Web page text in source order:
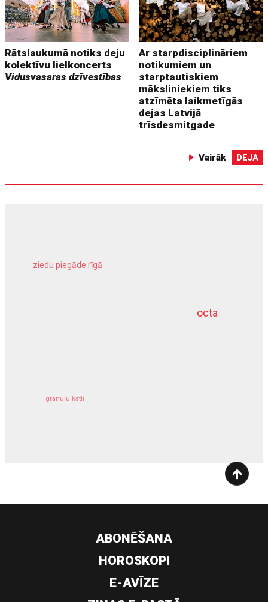
Rātslaukumā notiks deju
kolektīvu lielkoncerts
Vidusvasaras dzīvestības
Ar starpdisciplināriem
notikumiem un
starptautiskiem
māksliniekiem tiks
atzīmēta laikmetīgās
dejas Latvijā
trīsdesmitgade
Vairāk DEJA
octa
ziedu piegāde rīgā
granulu katli
dziļurbums
ABONĒŠANA
HOROSKOPI
E-AVĪZE